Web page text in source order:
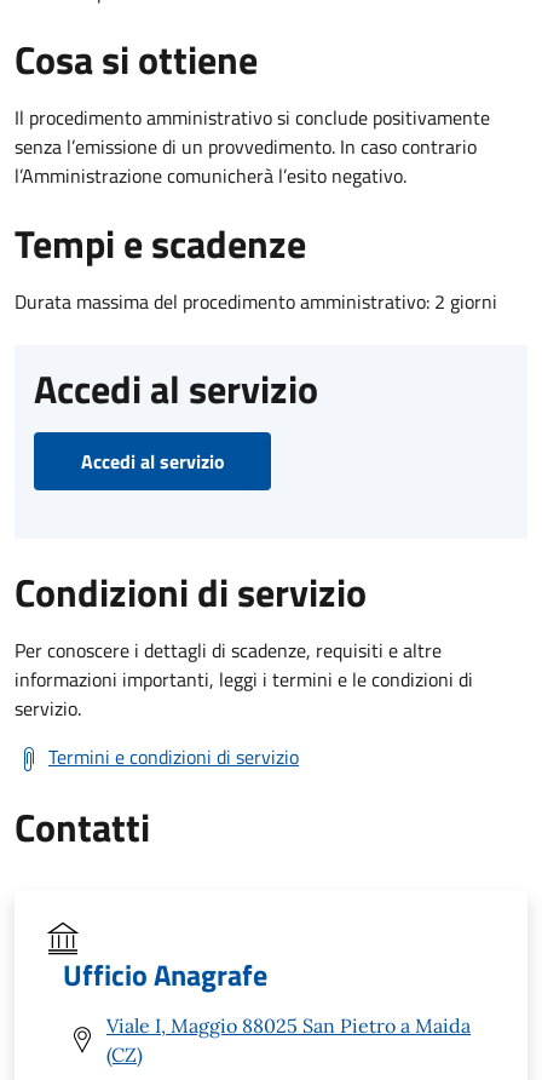
Cosa si ottiene
Il procedimento amministrativo si conclude positivamente
senza l’emissione di un provvedimento. In caso contrario
l’Amministrazione comunicherà l’esito negativo.
Tempi e scadenze
Durata massima del procedimento amministrativo: 2 giorni
Accedi al servizio
Accedi al servizio
Condizioni di servizio
Per conoscere i dettagli di scadenze, requisiti e altre
informazioni importanti, leggi i termini e le condizioni di
servizio.
Termini e condizioni di servizio
Contatti
Ufficio Anagrafe
Viale I, Maggio 88025 San Pietro a Maida
(CZ)